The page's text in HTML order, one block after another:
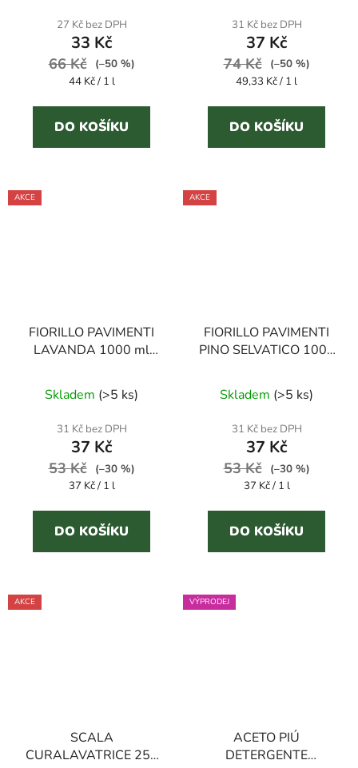
27 Kč bez DPH
33 Kč
66 Kč
(–50 %)
Měrná
44 Kč / 1 l
DO KOŠÍKU
produktu
je
5,0
z
5
hvězdiček.
31 Kč bez DPH
37 Kč
74 Kč
(–50 %)
Měrná
49,33 Kč / 1 l
DO KOŠÍKU
AKCE
FIORILLO PAVIMENTI
LAVANDA 1000 ml
podlahy
Skladem (>5 ks)
31 Kč bez DPH
37 Kč
53 Kč
(–30 %)
Měrná
37 Kč / 1 l
DO KOŠÍKU
AKCE
FIORILLO PAVIMENTI
PINO SELVATICO 1000
podlahy
Skladem (>5 ks)
31 Kč bez DPH
37 Kč
53 Kč
(–30 %)
Měrná
37 Kč / 1 l
DO KOŠÍKU
AKCE
SCALA
CURALAVATRICE 250
VÝPRODEJ
ACETO PIÚ
DETERGENTE